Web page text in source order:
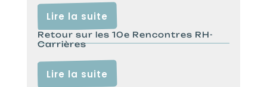
Lire la suite
Retour sur les 10e Rencontres RH-
Carrières
Lire la suite